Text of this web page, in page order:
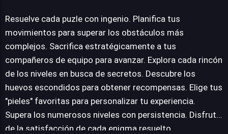
juego no escatima en contenido, ofreciendo una vasta
colección de niveles que aseguran horas de
entretenimiento y frustración gratificante. Además de la
jugabilidad principal, You Hit Me! recompensa la
exploración y la curiosidad con una serie de huevos de
pascua ingeniosamente ocultos, añadiendo una capa
extra de profundidad y rejugabilidad para los más
dedicados. La personalización visual también juega un
papel, con una variedad de "pieles" ricas y estéticamente
Resuelve cada puzle con ingenio. Planifica tus
movimientos para superar los obstáculos más
complejos. Sacrifica estratégicamente a tus
compañeros de equipo para avanzar. Explora cada rincón
de los niveles en busca de secretos. Descubre los
huevos escondidos para obtener recompensas. Elige tus
"pieles" favoritas para personalizar tu experiencia.
Supera los numerosos niveles con persistencia. Disfruta
de la satisfacción de cada enigma resuelto.